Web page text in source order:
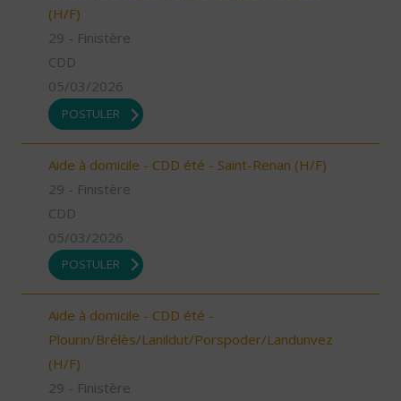
(H/F)
29 - Finistère
CDD
05/03/2026
POSTULER
Aide à domicile - CDD été - Saint-Renan (H/F)
29 - Finistère
CDD
05/03/2026
POSTULER
Aide à domicile - CDD été -
Plourin/Brélès/Lanildut/Porspoder/Landunvez
(H/F)
29 - Finistère